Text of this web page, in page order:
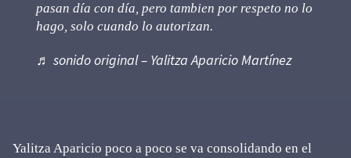
pasan día con día, pero tambien por respeto no lo
hago, solo cuando lo autorizan.
♬ sonido original – Yalitza Aparicio Martínez
Yalitza Aparicio poco a poco se va consolidando en el